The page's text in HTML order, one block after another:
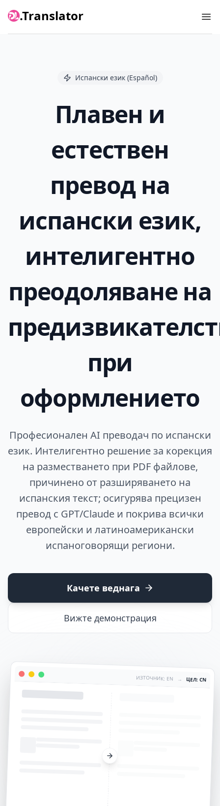
.Translator
Испански език (Español)
Плавен и
естествен
превод на
испански език,
интелигентно
преодоляване на
при
оформлението
Професионален AI преводач по испански
език. Интелигентно решение за корекция
на разместването при PDF файлове,
причинено от разширяването на
испанския текст; осигурява прецизен
превод с GPT/Claude и покрива всички
европейски и латиноамерикански
испаноговорящи региони.
Качете веднага
Вижте демонстрация
ИЗТОЧНИК: EN → ЦЕЛ: CN